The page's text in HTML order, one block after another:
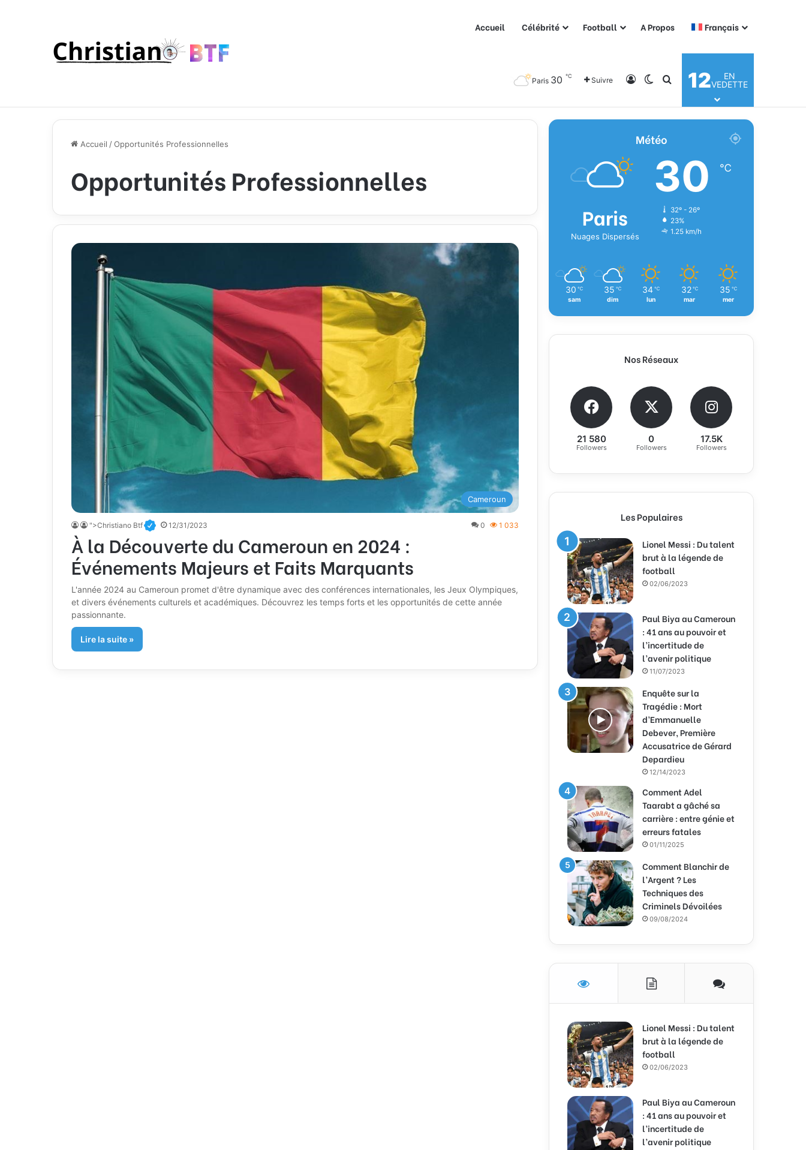
Accueil Célébrité Football A Propos Français
Paris 30 ℃ Suivre ConnexionSwitch skin
Rechercher
12
EN
VEDETTE
Accueil /Opportunités Professionnelles
Opportunités Professionnelles
Cameroun
">Christiano Btf 12/31/2023 0 1 033
À la Découverte du Cameroun en 2024 :
Événements Majeurs et Faits Marquants
L'année 2024 au Cameroun promet d'être dynamique avec des conférences internationales, les Jeux Olympiques,
et divers événements culturels et académiques. Découvrez les temps forts et les opportunités de cette année
passionnante.
Lire la suite »
Météo
Paris
Nuages Dispersés
30 ℃
32º - 26º
23%
1.25 km/h
30 ℃
sam
35 ℃
dim
34 ℃
lun
32 ℃
mar
35 ℃
mer
Nos Réseaux
21 580
Followers
0
Followers
17.5K
Followers
Les Populaires
Lionel Messi : Du talent
brut à la légende de
football
02/06/2023
Paul Biya au Cameroun
: 41 ans au pouvoir et
l’incertitude de
l’avenir politique
11/07/2023
Enquête sur la
Tragédie : Mort
d’Emmanuelle
Debever, Première
Accusatrice de Gérard
Depardieu
12/14/2023
Comment Adel
Taarabt a gâché sa
carrière : entre génie et
erreurs fatales
01/11/2025
Comment Blanchir de
l’Argent ? Les
Techniques des
Criminels Dévoilées
09/08/2024
Lionel Messi : Du talent
brut à la légende de
football
02/06/2023
Paul Biya au Cameroun
: 41 ans au pouvoir et
l’incertitude de
l’avenir politique